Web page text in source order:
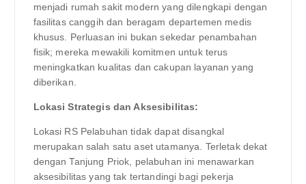
menjadi rumah sakit modern yang dilengkapi dengan
fasilitas canggih dan beragam departemen medis
khusus. Perluasan ini bukan sekedar penambahan
fisik; mereka mewakili komitmen untuk terus
meningkatkan kualitas dan cakupan layanan yang
diberikan.
Lokasi Strategis dan Aksesibilitas:
Lokasi RS Pelabuhan tidak dapat disangkal
merupakan salah satu aset utamanya. Terletak dekat
dengan Tanjung Priok, pelabuhan ini menawarkan
aksesibilitas yang tak tertandingi bagi pekerja